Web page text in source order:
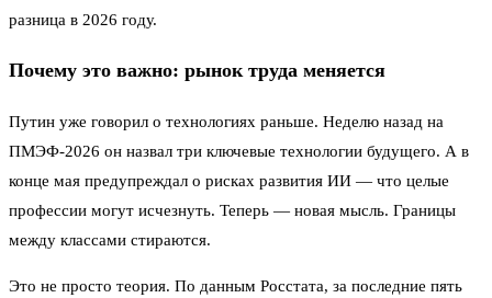
разница в 2026 году.
Почему это важно: рынок труда меняется
Путин уже говорил о технологиях раньше. Неделю назад на
ПМЭФ-2026 он назвал три ключевые технологии будущего. А в
конце мая предупреждал о рисках развития ИИ — что целые
профессии могут исчезнуть. Теперь — новая мысль. Границы
между классами стираются.
Это не просто теория. По данным Росстата, за последние пять